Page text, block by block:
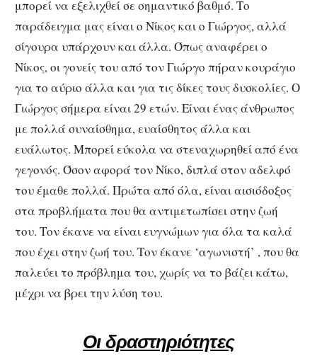
μπορεί να εξελιχθεί σε σημαντικό βαθμό. Το
παράδειγμα μας είναι ο Νίκος και ο Γιώργος, αλλά
σίγουρα υπάρχουν και άλλα. Όπως αναφέρει ο
Νίκος, οι γονείς του από τον Γιώργο πήραν κουράγιο
για το αύριο άλλα και για τις δίκες τους δυσκολίες. Ο
Γιώργος σήμερα είναι 29 ετών. Είναι ένας άνθρωπος
με πολλά συναίσθημα, ευαίσθητος άλλα και
ευάλωτος. Μπορεί εύκολα να στεναχωρηθεί από ένα
γεγονός. Όσον αφορά τον Νίκο, διπλά στον αδελφό
του έμαθε πολλά. Πρώτα από όλα, είναι αισιόδοξος
στα προβλήματα που θα αντιμετωπίσει στην ζωή
του. Τον έκανε να είναι ευγνώμων για όλα τα καλά
που έχει στην ζωή του. Τον έκανε ‘αγωνιστή’ , που θα
παλεύει το πρόβλημα του, χωρίς να το βάζει κάτω,
μέχρι να βρει την λύση του.
Οι δραστηριότητες